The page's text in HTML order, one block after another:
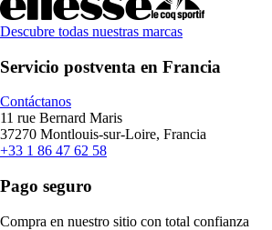
Descubre todas nuestras marcas
Servicio postventa en Francia
Contáctanos
11 rue Bernard Maris
37270 Montlouis-sur-Loire, Francia
+33 1 86 47 62 58
Pago seguro
Compra en nuestro sitio con total confianza